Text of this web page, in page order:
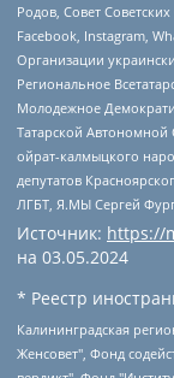
Родов, Совет
Facebook, Instagram,
Организации
Региональное
Молодежное
Татарской Автономной
ойрат-калмыцкого
депутатов
ЛГБТ, Я.МЫ Сергей
Источник: https://
на 03.05.2024
* Реестр
Калининградская региональная общественная организация "Экозащита!-Женсовет", Фонд содействия защите прав и свобод граждан "Общественный вердикт", Фонд "Институт Развития Свободы Информации", Частное учреждение "Информационное агентство МЕМО. РУ", Региональная общественная организация "Общественная комиссия по сохранению наследия академика Сахарова", Фонд поддержки свободы прессы, Санкт-Петербургская общественная правозащитная организация "Гражданский контроль", Межрегиональная общественная организация "Информационно-просветительский центр "Мемориал", Региональный Фонд "Центр Защиты Прав Средств Массовой Информации", с 05.12.2023 Фонд "Центр Защиты Прав Средств массовой информации", Региональная общественная благотворительная организация помощи беженцам и мигрантам "Гражданское содействие", Негосударственное образовательное учреждение дополнительного профессионального образования (повышение квалификации) специалистов "АКАДЕМИЯ ПО ПРАВАМ ЧЕЛОВЕКА", Свердловская региональная общественная организация "Сутяжник", Автономная некоммерческая организация "Центр независимых социологических исследований", Союз общественных объединений "Российский исследовательский центр по правам человека", Региональное общественное учреждение научно-информационный центр "МЕМОРИАЛ", Некоммерческая организация "Фонд защиты гласности", Автономная некоммерческая организация "Институт прав человека", Городская общественная организация "Екатеринбургское общество "МЕМОРИАЛ", Городская общественная организация "Рязанское историко-просветительское и правозащитное общество "Мемориал" (Рязанский Мемориал), Челябинский региональный орган общественной самодеятельности – женское общественное объединение "Женщины Евразии", Челябинский региональный орган общественной самодеятельности "Уральская правозащитная группа", Фонд содействия защите здоровья и социальной справедливости имени Андрея Рылькова, Автономная Некоммерческая Организация "Аналитический Центр Юрия Левады", Автономная некоммерческая организация социальной поддержки населения "Проект Апрель", Региональная общественная организация помощи женщинам и детям, находящимся в кризисной ситуации "Информационно-методический центр "Анна", Фонд содействия развитию массовых коммуникаций и правовому просвещению "Так-так-Так", Фонд содействия устойчивому развитию "Серебряная тайга", Свердловский региональный общественный фонд социальных проектов "Новое время", "Idel.Реалии", Кавказ.Реалии, Крым.Реалии, Телеканал Настоящее Время, Татаро-башкирская служба Радио Свобода (Azatliq Radiosi), Радио Свободная Европа/Радио Свобода (PCE/PC), "Сибирь.Реалии", "Фактограф", Благотворительный фонд помощи осужденным и их семьям, Автономная некоммерческая организация "Институт глобализации и социальных движений", Фонд "В защиту прав заключенных", Частное учреждение "Центр поддержки и содействия развитию средств массовой информации", Пензенский региональный общественный благотворительный фонд "Гражданский союз", "Север.Реалии", Некоммерческая организация Фонд "Правовая инициатива", Общество с ограниченной ответственностью "Радио Свободная Европа/Радио Свобода", Чешское